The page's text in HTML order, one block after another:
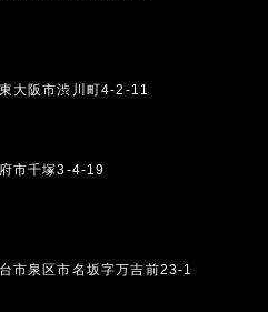
大阪市渋川町4-2-11
府市千塚3-4-19
市泉区市名坂字万吉前23-1